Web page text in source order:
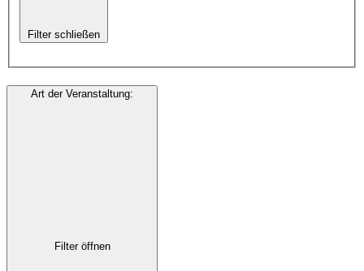
Filter schließen
Art der Veranstaltung:
Filter öffnen